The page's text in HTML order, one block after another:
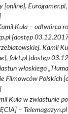
[online],
Kula – odtwórca
[dostęp
Kamil
fakt.pl [dostęp
włoskiego
Filmowców Polskich
Kula w zwiastunie
–